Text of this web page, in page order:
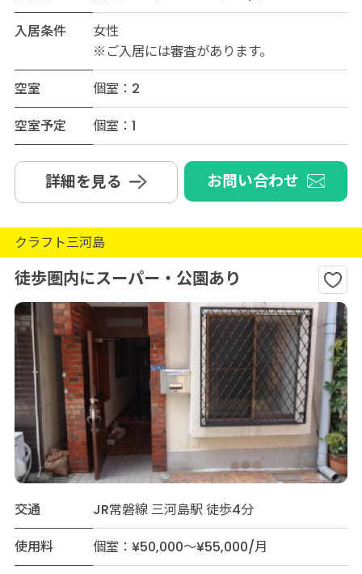
入居条件
女性
※ご入居には審査があります。
空室
個室：2
空室予定
個室：1
詳細を見る お問い合わせ
クラフト三河島
徒歩圏内にスーパー・公園あり
交通
JR常磐線 三河島駅 徒歩4分
使用料
個室：¥50,000～¥55,000/月